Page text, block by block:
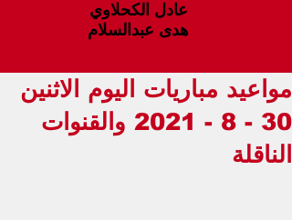
عادل الكحلاوي
هدى عبدالسلام
مواعيد مباريات اليوم الاثنين
30 - 8 - 2021 والقنوات
الناقلة